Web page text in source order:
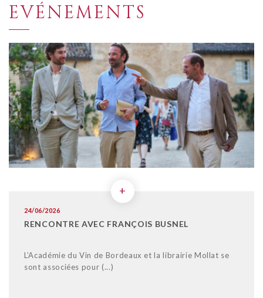
EVÉNEMENTS
+
24/06/2026
RENCONTRE AVEC FRANÇOIS BUSNEL
L’Académie du Vin de Bordeaux et la librairie Mollat se
sont associées pour (...)